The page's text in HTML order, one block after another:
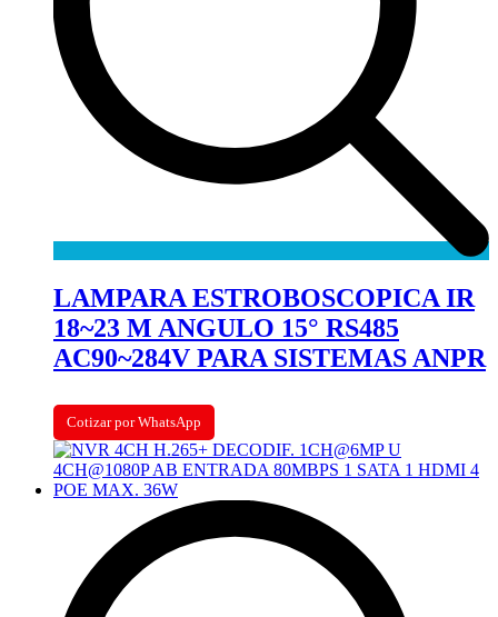
LAMPARA ESTROBOSCOPICA IR
18~23 M ANGULO 15° RS485
AC90~284V PARA SISTEMAS ANPR
Cotizar por WhatsApp